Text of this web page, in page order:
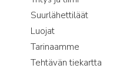
Suurlähettiläät
Luojat
Tarinaamme
Tehtävän tiekartta